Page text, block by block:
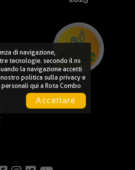
di navigazione,
tecnologie. secondo il ns
la navigazione accetti
politica sulla privacye
qui a Rota Combo
Accettare